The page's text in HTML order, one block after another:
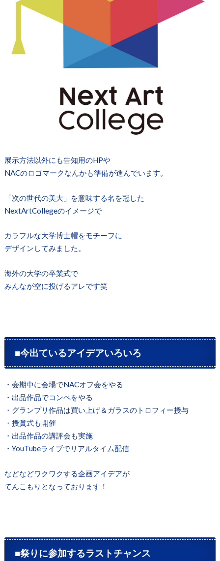
展示方法以外にも告知用のHPや
NACのロゴマークなんかも準備が進んでいます。
「次の世代の美大」を意味する名を冠した
NextArtCollegeのイメージで
カラフルな大学博士帽をモチーフに
デザインしてみました。
海外の大学の卒業式で
みんなが空に投げるアレです笑
■今出ているアイデアいろいろ
・会期中に会場でNACオフ会をやる
・出品作品でコンペをやる
・グランプリ作品は買い上げ＆ガラスのトロフィー授与
・授賞式も開催
・出品作品の講評会も実施
・YouTubeライブでリアルタイム配信
などなどワクワクする企画アイデアが
てんこもりとなっております！
■祭りに参加するラストチャンス